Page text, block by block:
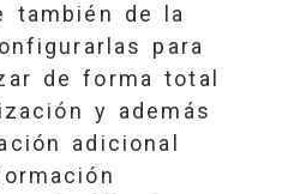
también de la
para
de forma total
y además
adicional